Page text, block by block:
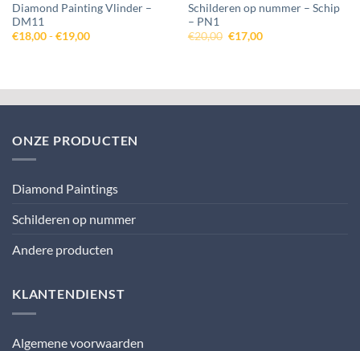
Diamond Painting Vlinder –
DM11
€18,00 - €19,00Prijsklasse:
Schilderen op nummer – Schip
– PN1
€20,00 Oorspronkelijke
prijs
€17,00Huidige
ONZE PRODUCTEN
Diamond Paintings
Schilderen op nummer
Andere producten
KLANTENDIENST
Algemene voorwaarden